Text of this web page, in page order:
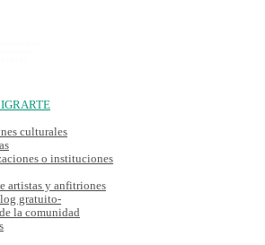
culturales
o instituciones
artistas y anfitriones
gratuito-
la comunidad